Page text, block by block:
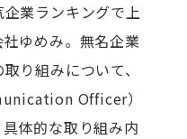
業ランキングで上
ゆめみ。無名企業
り組みについて、
Officer）
体的な取り組み内